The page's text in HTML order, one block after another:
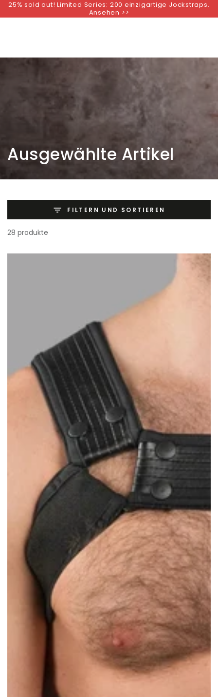
ZUM INHALT
25% sold out! Limited Series: 200 einzigartige Jockstraps.
Ansehen >>
Kollektion:
Ausgewählte Artikel
FILTERN UND SORTIEREN
28 produkte